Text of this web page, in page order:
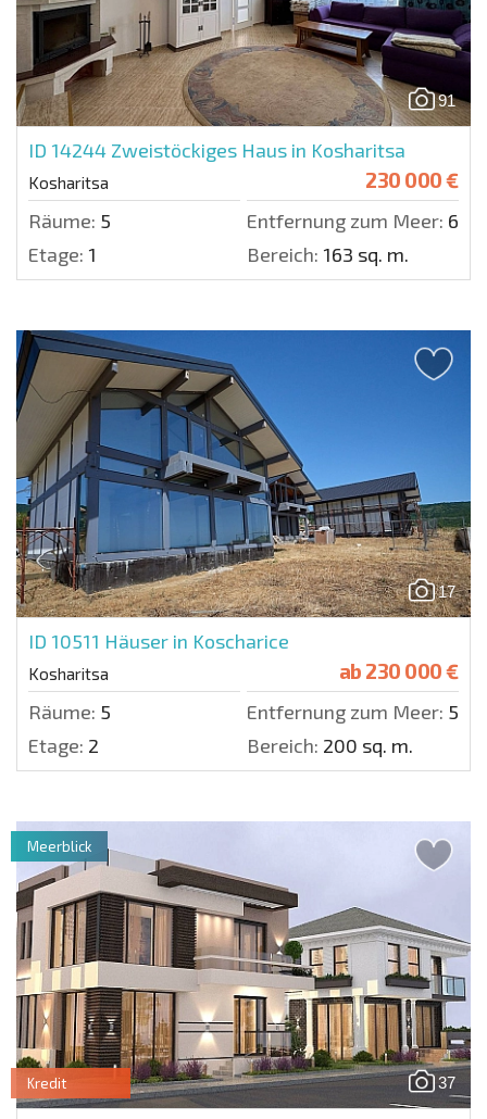
91
ID 14244 Zweistöckiges Haus in Kosharitsa
Kosharitsa 230 000 €
Räume: 5 Entfernung zum Meer:
Etage: 1 Bereich: 163 sq. m.
17
ID 10511 Häuser in Koscharice
Kosharitsa ab 230 000 €
Räume: 5 Entfernung zum Meer:
Etage: 2 Bereich: 200 sq. m.
37
Kredit
Meerblick